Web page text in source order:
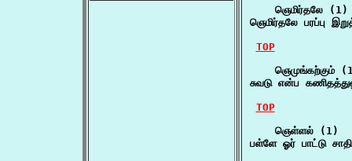
    ஞெமிர்தலே (1)
ஞெமிர்தலே பரப்பு
TOP
ஞெமுங்கற்கும்
சுவடு என்ப
TOP
    ஞெள்ளல் (1)
பள்ளே ஓர் பாட்டு